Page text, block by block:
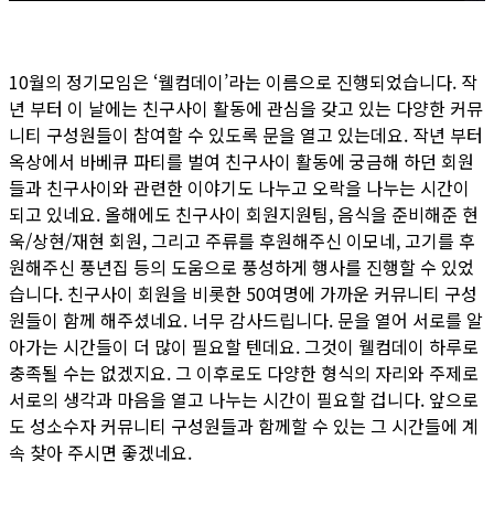
10월의 정기모임은 ‘웰컴데이’라는 이름으로 진행되었습니다. 작
년 부터 이 날에는 친구사이 활동에 관심을 갖고 있는 다양한 커뮤
니티 구성원들이 참여할 수 있도록 문을 열고 있는데요. 작년 부터
옥상에서 바베큐 파티를 벌여 친구사이 활동에 궁금해 하던 회원
들과 친구사이와 관련한 이야기도 나누고 오락을 나누는 시간이
되고 있네요. 올해에도 친구사이 회원지원팀, 음식을 준비해준 현
욱/상현/재현 회원, 그리고 주류를 후원해주신 이모네, 고기를 후
원해주신 풍년집 등의 도움으로 풍성하게 행사를 진행할 수 있었
습니다. 친구사이 회원을 비롯한 50여명에 가까운 커뮤니티 구성
원들이 함께 해주셨네요. 너무 감사드립니다. 문을 열어 서로를 알
아가는 시간들이 더 많이 필요할 텐데요. 그것이 웰컴데이 하루로
충족될 수는 없겠지요. 그 이후로도 다양한 형식의 자리와 주제로
서로의 생각과 마음을 열고 나누는 시간이 필요할 겁니다. 앞으로
도 성소수자 커뮤니티 구성원들과 함께할 수 있는 그 시간들에 계
속 찾아 주시면 좋겠네요.